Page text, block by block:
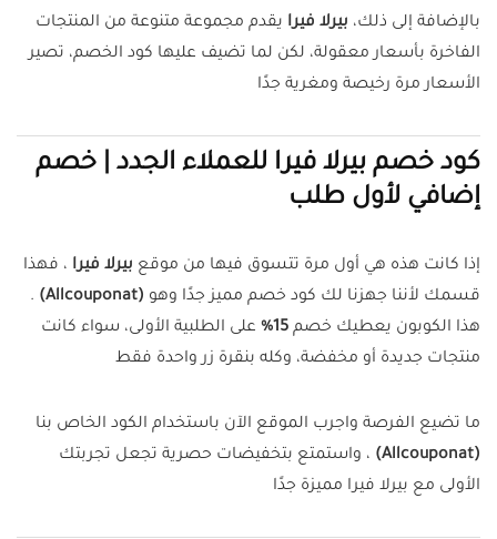
بالإضافة إلى ذلك، بيرلا فيرا يقدم مجموعة متنوعة من المنتجات
الفاخرة بأسعار معقولة، لكن لما تضيف عليها كود الخصم، تصير
الأسعار مرة رخيصة ومغرية جدًا
كود خصم بيرلا فيرا للعملاء الجدد | خصم
إضافي لأول طلب
إذا كانت هذه هي أول مرة تتسوق فيها من موقع بيرلا فيرا ، فهذا
قسمك لأننا جهزنا لك كود خصم مميز جدًا وهو (Allcouponat)
.
هذا الكوبون يعطيك خصم 15%
على الطلبية الأولى، سواء كانت
منتجات جديدة أو مخفضة، وكله بنقرة زر واحدة فقط
ما تضيع الفرصة واجرب الموقع الآن باستخدام الكود الخاص بنا
(Allcouponat)
، واستمتع بتخفيضات حصرية تجعل تجربتك
الأولى مع بيرلا فيرا مميزة جدًا